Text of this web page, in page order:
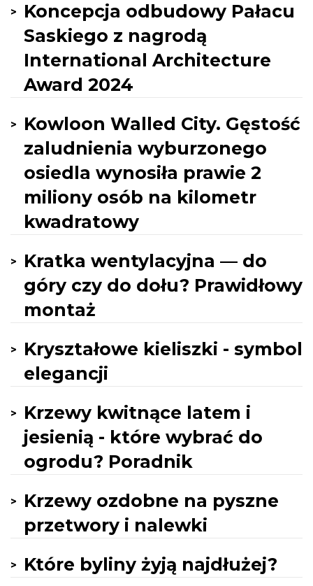
Koncepcja odbudowy Pałacu
Saskiego z nagrodą
International Architecture
Award 2024
Kowloon Walled City. Gęstość
zaludnienia wyburzonego
osiedla wynosiła prawie 2
miliony osób na kilometr
kwadratowy
Kratka wentylacyjna — do
góry czy do dołu? Prawidłowy
montaż
Kryształowe kieliszki - symbol
elegancji
Krzewy kwitnące latem i
jesienią - które wybrać do
ogrodu? Poradnik
Krzewy ozdobne na pyszne
przetwory i nalewki
Które byliny żyją najdłużej?